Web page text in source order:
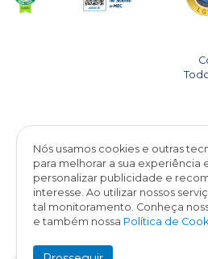
Nós usamos cookies e outras
para melhorar a sua experiência
personalizar publicidade e
interesse. Ao utilizar nossos
tal monitoramento. Conheça
e também nossa Política de